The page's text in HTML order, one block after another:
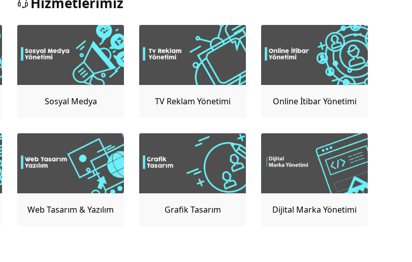
Sosyal Medya
TV Reklam Yönetimi Online İtibar Yönetimi
Web Tasarım & Yazılım Grafik Tasarım Dijital Marka Yönetimi